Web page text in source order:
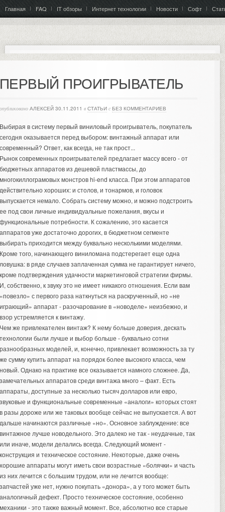
Главная FAQ IT обзоры Интернет технологии Новости Софт
ПРОИГРЫВАТЕЛЬ
АЛЕКСЕЙ 30.11.2011 в СТАТЬИ с БЕЗ КОММЕНТАРИЕВ
в систему первый виниловый проигрыватель, покупатель
оказывается перед выбором: винтажный аппарат или
Ответ, как всегда, не так прост...
современных проигрывателей предлагает массу всего - от
аппаратов из дешевой пластмассы, до
монстров hi-end класса. При этом аппаратов
хороших: и столов, и тонармов, и головок
немало. Собрать систему можно, и можно подстроить
под свои личные индивидуальные пожелания, вкусы и
потребности. К сожалению, это касается
уже достаточно дорогих, в бюджетном сегменте
приходится между буквально несколькими моделями.
того, начинающего виниломана подстерегает еще одна
в ряде случаев заплаченная сумма не гарантирует ничего,
подтверждения удачности маркетинговой стратегии фирмы.
собственно, к звуку это не имеет никакого отношения. Если вам
с первого раза наткнуться на раскрученный, но «не
аппарат - разочарование в «новоделе» неизбежно, и
устремляется к винтажу.
же привлекателен винтаж? К нему больше доверия, дескать
были лучше и выбор больше - буквально сотни
моделей, и, конечно, привлекает возможность за ту
сумму купить аппарат на порядок более высокого класса, чем
Однако на практике все оказывается намного сложнее. Да,
аппаратов среди винтажа много – факт. Есть
доступные за несколько тысяч долларов или евро,
и функциональные современные «аналоги» которых стоят
разы дороже или же таковых вообще сейчас не выпускается. А вот
начинаются различные «но». Основное заблуждение: все
лучше новодельного. Это далеко не так - неудачные, так
иначе, модели делались всегда. Следующий момент -
и техническое состояние. Некоторые, даже очень
аппараты могут иметь свои возрастные «болячки» и часть
них лечится с большим трудом, или не лечится вообще:
уже нет, нужно покупать «донора», а у того может быть
дефект. Просто техническое состояние, особенно
- это также важный момент. Все, абсолютно все старые